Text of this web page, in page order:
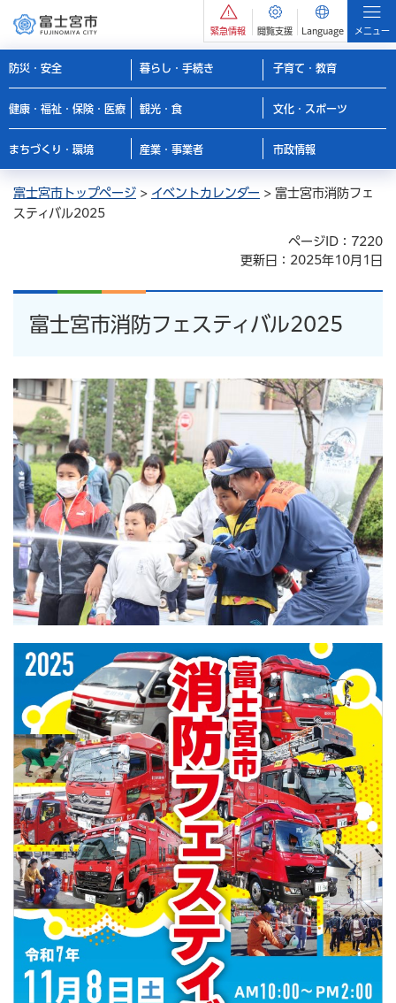
緊急情報 閲覧支援 Language メニュー
防災・安全 暮らし・手続き 子育て・教育
健康・福祉・保険・医療 観光・食 文化・スポーツ
まちづくり・環境 産業・事業者 市政情報
富士宮市トップページ > イベントカレンダー > 富士宮市消防フェ
スティバル2025
ページID：7220
更新日：2025年10月1日
富士宮市消防フェスティバル2025